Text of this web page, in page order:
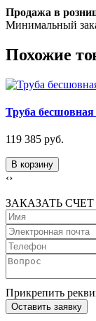
Продажа в
Минимальный
Похожие
Труба бесшовная
119 385 руб.
В корзину
‹›
ЗАКАЗАТЬ СЧЕТ
Прикрепить
Оставить заявку